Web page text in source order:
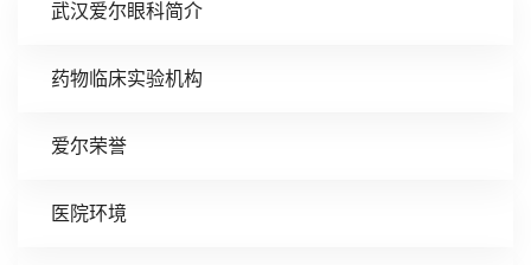
武汉爱尔眼科简介
药物临床实验机构
爱尔荣誉
医院环境